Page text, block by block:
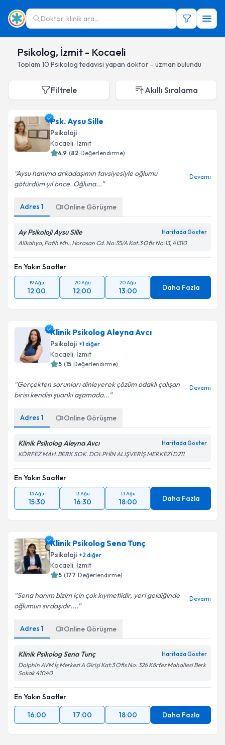
Doktor, klinik ara...
Psikolog, İzmit - Kocaeli
Toplam 10 Psikolog tedavisi yapan doktor - uzman bulundu
Filtrele Akıllı Sıralama
Psk. Aysu Sille
Psikoloji
Kocaeli, İzmit
4.9 (82 Değerlendirme)
Aysu hanıma arkadaşımın tavsiyesiyle oğlumu
götürdüm yıl önce. Oğluna...
Devamı
Adres 1 Online Görüşme
Ay Psikoloji Aysu Sille Haritada Göster
Alikahya, Fatih Mh., Horasan Cd. No:35/A Kat:3 Ofis No:13, 41310
En Yakın Saatler
19 Ağu
12:00
20 Ağu
12:00
20 Ağu
13:00 Daha Fazla
Klinik Psikolog Aleyna Avcı
Psikoloji +1diğer
Kocaeli, İzmit
5 (15 Değerlendirme)
Gerçekten sorunları dinleyerek çözüm odaklı çalışan
birisi kendisi şuanki aşamada...
Devamı
Adres 1 Online Görüşme
Klinik Psikolog Aleyna Avcı Haritada Göster
KÖRFEZ MAH. BERK SOK. DOLPHİN ALIŞVERİŞ MERKEZİ D211
En Yakın Saatler
13 Ağu
15:30
13 Ağu
16:30
13 Ağu
18:00 Daha Fazla
Klinik Psikolog Sena Tunç
Psikoloji +2 diğer
Kocaeli, İzmit
5 (177 Değerlendirme)
Sena hanım bizim için çok kıymetlidir, yeri geldiğinde
oğlumun sırdaşıdır....
Devamı
Adres 1 Online Görüşme
Klinik Psikolog Sena Tunç Haritada Göster
Dolphin AVM İş Merkezi A Girişi Kat:3 Ofis No: 326 Körfez Mahallesi Berk
Sokak 41040
En Yakın Saatler
16:00
17:00 18:00 Daha Fazla